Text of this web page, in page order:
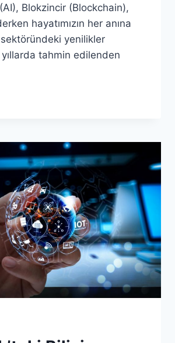
Blokzincir (Blockchain),
hayatımızın her anına
yenilikler
tahmin edilenden